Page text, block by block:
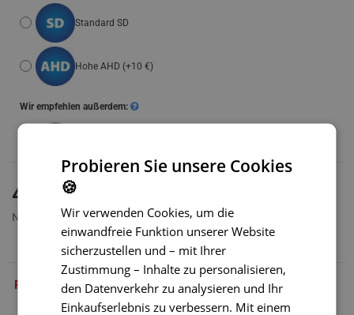
41,99 €
Netto 34,99 €
Standard SD
Hohe AHD (+10 €)
Wir empfehlen außerdem:
PRODUKTBESCHREIBUNG
Probieren Sie unsere Cookies
🍪
Wir verwenden Cookies, um die
einwandfreie Funktion unserer Website
sicherzustellen und – mit Ihrer
Zustimmung – Inhalte zu personalisieren,
den Datenverkehr zu analysieren und Ihr
Einkaufserlebnis zu verbessern. Mit einem